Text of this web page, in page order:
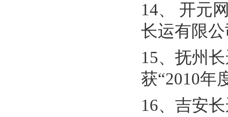
14、 开元
长运有限
15、抚州
获“2010年
16、吉安